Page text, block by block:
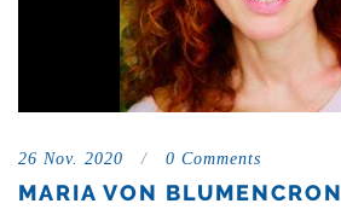
26 Nov. 2020 / 0 Comments
MARIA VON BLUMENCRON